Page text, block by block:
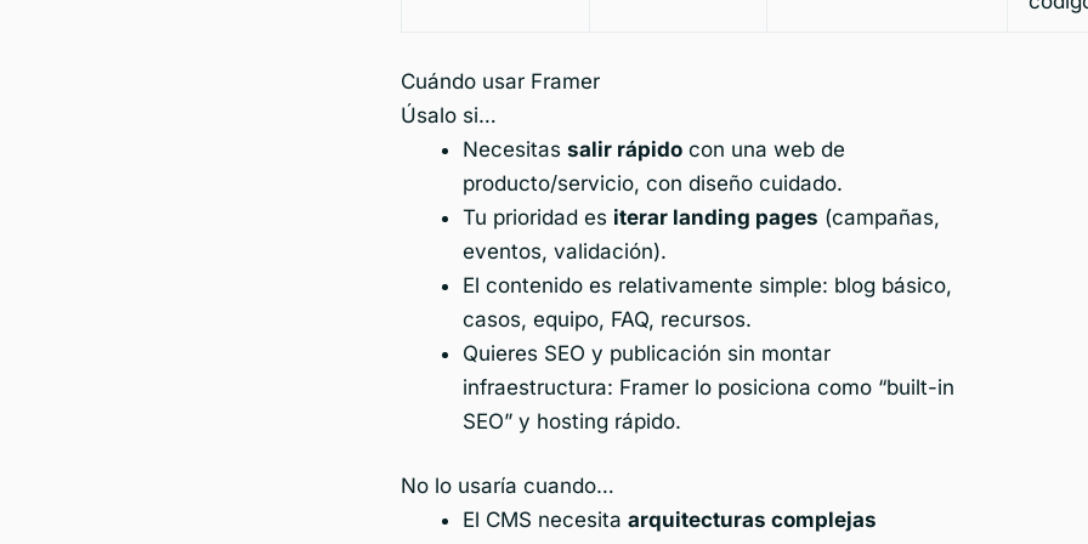
Cuándo usar Framer
Úsalo si…
Necesitas salir rápido con una web de
producto/servicio, con diseño cuidado.
Tu prioridad es iterar landing pages (campañas,
eventos, validación).
El contenido es relativamente simple: blog básico,
casos, equipo, FAQ, recursos.
Quieres SEO y publicación sin montar
infraestructura: Framer lo posiciona como “built-in
SEO” y hosting rápido.
No lo usaría cuando…
El CMS necesita arquitecturas complejas